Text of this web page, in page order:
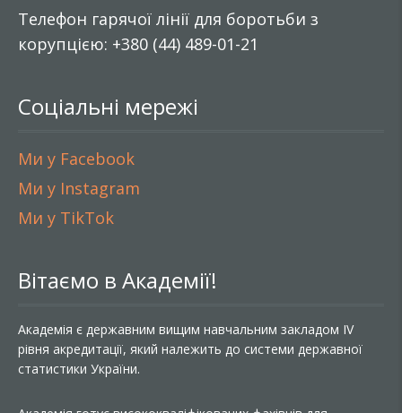
Телефон гарячої лінії для боротьби з
корупцією: +380 (44) 489-01-21
Соціальні мережі
Ми у Facebook
Ми у Instagram
Ми у TikTok
Вітаємо в Академії!
Академія є державним вищим навчальним закладом IV
рівня акредитації, який належить до системи державної
статистики України.